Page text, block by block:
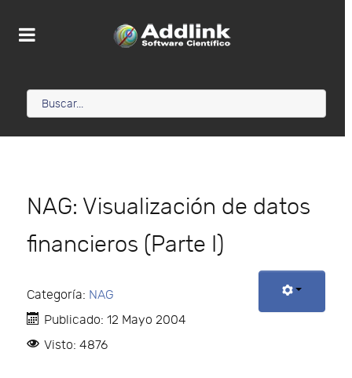
NAG: Visualización de datos
financieros (Parte I)
Categoría: NAG
Publicado: 12 Mayo 2004
Visto: 4876